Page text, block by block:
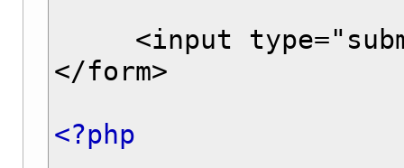
<input
</form>
<?php